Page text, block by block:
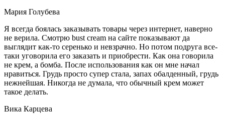
Мария Голубева
Я всегда боялась заказывать товары через интернет, наверно
не верила. Смотрю bust cream на сайте показывают да
выглядит как-то серенько и невзрачно. Но потом подруга все-
таки уговорила его заказать и приобрести. Как она говорила
не крем, а бомба. После использования как он мне начал
нравиться. Грудь просто супер стала, запах обалденный, грудь
нежнейшая. Никогда не думала, что обычный крем может
такое делать.
Вика Карцева